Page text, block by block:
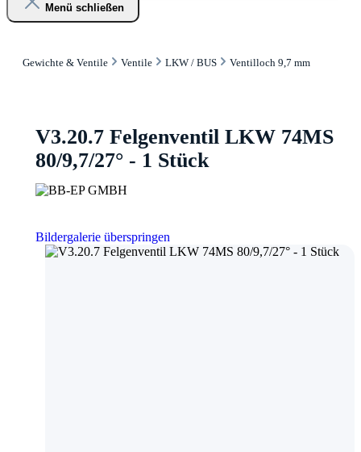
Menü schließen
Gewichte & Ventile Ventile LKW / BUS Ventilloch 9,7 mm
V3.20.7 Felgenventil LKW 74MS
80/9,7/27° - 1 Stück
Bildergalerie überspringen